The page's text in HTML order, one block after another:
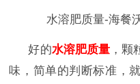
水溶肥质量-海餐
好的水溶肥质量 ，颗
味，简单的判断标准，